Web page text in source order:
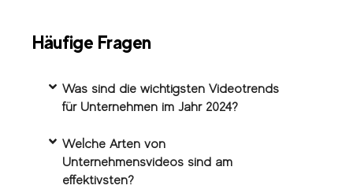
Häufige Fragen
Was sind die wichtigsten Videotrends
für Unternehmen im Jahr 2024?
Welche Arten von
Unternehmensvideos sind am
effektivsten?